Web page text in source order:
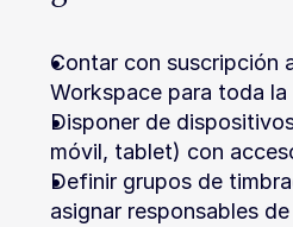
Contar con suscripción
Workspace para toda
Disponer de
móvil, tablet) con
Definir grupos de
asignar responsables